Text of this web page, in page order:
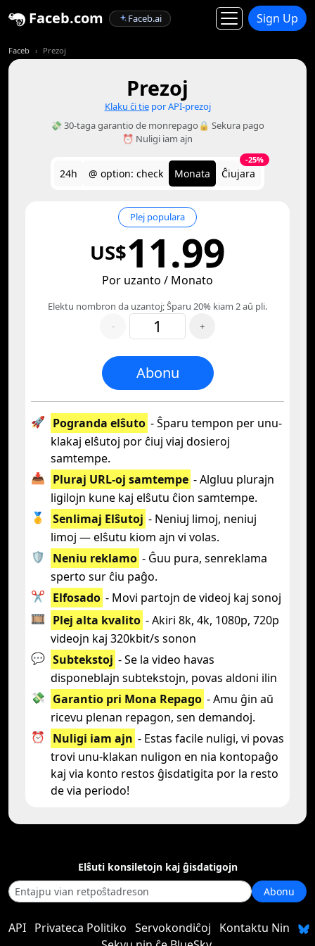
Faceb.com Faceb.ai Sign Up
Faceb Prezoj
Prezoj
Klaku ĉi tiepor API-prezoj
💸 30-taga garantio de monrepago 🔒 Sekura pago
⏰ Nuligi iam ajn
24h @ option: check Monata Ĉiujara
-25%
Plej populara
US$11.99
Por uzanto / Monato
Elektu nombron da uzantoj; Ŝparu 20% kiam 2 aŭ pli.
-
+
Abonu
🚀 Pogranda elŝuto - Ŝparu tempon per unu-
klakaj elŝutoj por ĉiuj viaj dosieroj
samtempe.
📥 Pluraj URL-oj samtempe - Algluu plurajn
ligilojn kune kaj elŝutu ĉion samtempe.
🥇
Senlimaj Elŝutoj - Neniuj limoj, neniuj
limoj — elŝutu kiom ajn vi volas.
🛡️
Neniu reklamo - Ĝuu pura, senreklama
sperto sur ĉiu paĝo.
✂️ Elfosado - Movi partojn de videoj kaj sonoj
🎞️ Plej alta kvalito - Akiri 8k, 4k, 1080p, 720p
videojn kaj 320kbit/s sonon
💬 Subtekstoj - Se la video havas
disponeblajn subtekstojn, povas aldoni ilin
💸 Garantio pri Mona Repago - Amu ĝin aŭ
ricevu plenan repagon, sen demandoj.
⏰
Nuligi iam ajn - Estas facile nuligi, vi povas
trovi unu-klakan nuligon en nia kontopaĝo
kaj via konto restos ĝisdatigita por la resto
de via periodo!
Elŝuti konsiletojn kaj ĝisdatigojn
Abonu
API Privateca Politiko Servokondiĉoj
Kontaktu Nin